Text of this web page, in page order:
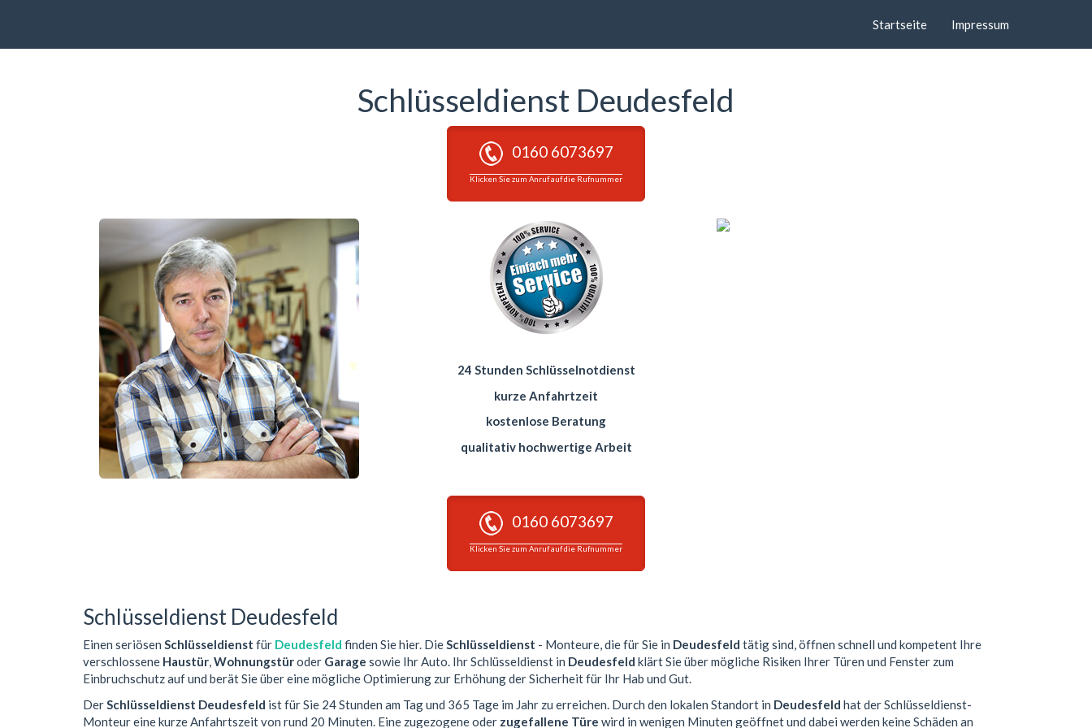
Startseite Impressum
Schlüsseldienst Deudesfeld
0160 6073697
Klicken Sie zum Anruf auf die Rufnummer
24 Stunden Schlüsselnotdienst
kurze Anfahrtzeit
kostenlose Beratung
qualitativ hochwertige Arbeit
0160 6073697
Klicken Sie zum Anruf auf die Rufnummer
Schlüsseldienst Deudesfeld
Einen seriösen Schlüsseldienst für Deudesfeld finden Sie hier. DieSchlüsseldienst - Monteure, die für Sie in Deudesfeld tätig sind, öffnen schnell und kompetent Ihre
verschlossene Haustür,Wohnungstüroder Garage sowie Ihr Auto. Ihr Schlüsseldienst in Deudesfeld klärt Sie über mögliche Risiken Ihrer Türen und Fenster zum
Einbruchschutz auf und berät Sie über eine mögliche Optimierung zur Erhöhung der Sicherheit für Ihr Hab und Gut.
DerSchlüsseldienst Deudesfeld ist für Sie 24 Stunden am Tag und 365 Tage im Jahr zu erreichen. Durch den lokalen Standort in Deudesfeld hat der Schlüsseldienst-
Monteur eine kurze Anfahrtszeit von rund 20 Minuten. Eine zugezogene oder zugefallene Türe wird in wenigen Minuten geöffnet und dabei werden keine Schäden an